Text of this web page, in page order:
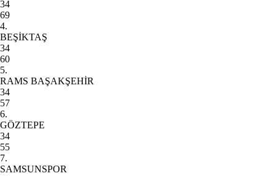
34
69
4.
BEŞİKTAŞ
34
60
5.
RAMS BAŞAKŞEHİR
34
57
6.
GÖZTEPE
34
55
7.
SAMSUNSPOR